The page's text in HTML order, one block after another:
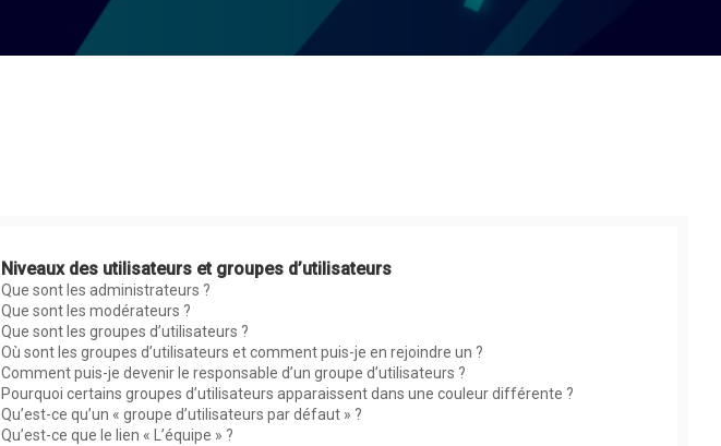
Niveaux des utilisateurs et groupes d’utilisateurs
Que sont les administrateurs ?
Que sont les modérateurs ?
Que sont les groupes d’utilisateurs ?
Où sont les groupes d’utilisateurs et comment puis-je en rejoindre un ?
Comment puis-je devenir le responsable d’un groupe d’utilisateurs ?
Pourquoi certains groupes d’utilisateurs apparaissent dans une couleur différente ?
Qu’est-ce qu’un « groupe d’utilisateurs par défaut » ?
Qu’est-ce que le lien « L’équipe » ?